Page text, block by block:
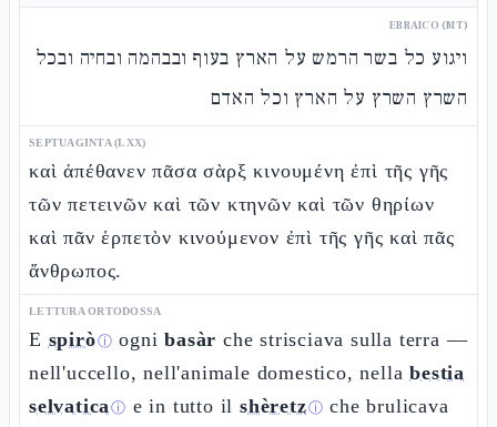
EBRAICO (MT)
ויגוע כל בשר הרמש על הארץ בעוף ובבהמה ובחיה ובכל
השרץ השרץ על הארץ וכל האדם
SEPTUAGINTA (LXX)
καὶ ἀπέθανεν πᾶσα σὰρξ κινουμένη ἐπὶ τῆς γῆς
τῶν πετεινῶν καὶ τῶν κτηνῶν καὶ τῶν θηρίων
καὶ πᾶν ἑρπετὸν κινούμενον ἐπὶ τῆς γῆς καὶ πᾶς
ἄνθρωπος.
LETTURA ORTODOSSA
E spiròⓘ ognibasàr che strisciava sulla terra —
nell'uccello, nell'animale domestico, nellabestia
selvaticaⓘ e in tutto ilshèretzⓘ che brulicava